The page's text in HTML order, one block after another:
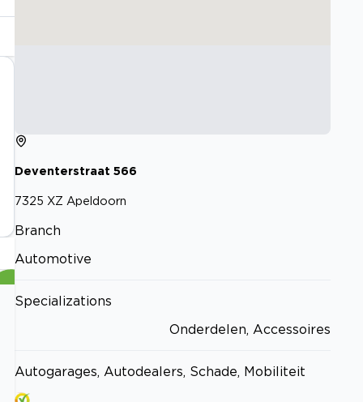
Deventerstraat 566
7325 XZ Apeldoorn
Branch
Automotive
Specializations
Onderdelen, Accessoires
Autogarages, Autodealers, Schade, Mobiliteit